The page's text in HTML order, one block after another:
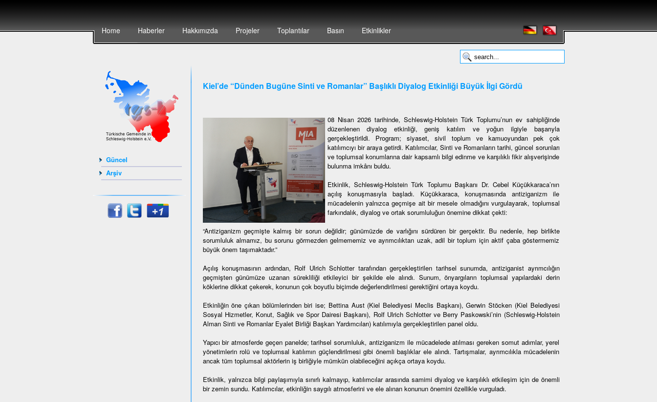
Home Haberler Hakkımızda Projeler Toplantılar Basın Etkinlikler
Güncel
Arşiv
Kiel’de “Dünden Bugüne Sinti ve Romanlar” Başlıklı Diyalog Etkinliği Büyük İlgi Gördü
08 Nisan 2026 tarihinde, Schleswig-Holstein Türk Toplumu’nun ev sahipliğinde
düzenlenen diyalog etkinliği, geniş katılım ve yoğun ilgiyle başarıyla
gerçekleştirildi. Program; siyaset, sivil toplum ve kamuoyundan pek çok
katılımcıyı bir araya getirdi. Katılımcılar, Sinti ve Romanların tarihi, güncel sorunları
ve toplumsal konumlarına dair kapsamlı bilgi edinme ve karşılıklı fikir alışverişinde
bulunma imkânı buldu.
Etkinlik, Schleswig-Holstein Türk Toplumu Başkanı Dr. Cebel Küçükkaraca’nın
açılış konuşmasıyla başladı. Küçükkaraca, konuşmasında antiziganizm ile
mücadelenin yalnızca geçmişe ait bir mesele olmadığını vurgulayarak, toplumsal
farkındalık, diyalog ve ortak sorumluluğun önemine dikkat çekti:
“Antiziganizm geçmişte kalmış bir sorun değildir; günümüzde de varlığını sürdüren bir gerçektir. Bu nedenle, hep birlikte
sorumluluk almamız, bu sorunu görmezden gelmememiz ve ayrımcılıktan uzak, adil bir toplum için aktif çaba göstermemiz
büyük önem taşımaktadır.”
Açılış konuşmasının ardından, Rolf Ulrich Schlotter tarafından gerçekleştirilen tarihsel sunumda, antiziganist ayrımcılığın
geçmişten günümüze uzanan sürekliliği etkileyici bir şekilde ele alındı. Sunum, önyargıların toplumsal yapılardaki derin
köklerine dikkat çekerek, konunun çok boyutlu biçimde değerlendirilmesi gerektiğini ortaya koydu.
Etkinliğin öne çıkan bölümlerinden biri ise; Bettina Aust (Kiel Belediyesi Meclis Başkanı), Gerwin Stöcken (Kiel Belediyesi
Sosyal Hizmetler, Konut, Sağlık ve Spor Dairesi Başkanı), Rolf Ulrich Schlotter ve Berry Paskowski’nin (Schleswig-Holstein
Alman Sinti ve Romanlar Eyalet Birliği Başkan Yardımcıları) katılımıyla gerçekleştirilen panel oldu.
Yapıcı bir atmosferde geçen panelde; tarihsel sorumluluk, antiziganizm ile mücadelede atılması gereken somut adımlar, yerel
yönetimlerin rolü ve toplumsal katılımın güçlendirilmesi gibi önemli başlıklar ele alındı. Tartışmalar, ayrımcılıkla mücadelenin
ancak tüm toplumsal aktörlerin iş birliğiyle mümkün olabileceğini açıkça ortaya koydu.
Etkinlik, yalnızca bilgi paylaşımıyla sınırlı kalmayıp, katılımcılar arasında samimi diyalog ve karşılıklı etkileşim için de önemli
bir zemin sundu. Katılımcılar, etkinliğin saygılı atmosferini ve ele alınan konunun önemini özellikle vurguladı.